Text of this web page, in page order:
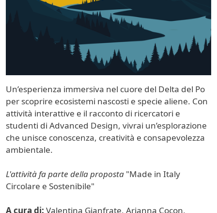
Un’esperienza immersiva nel cuore del Delta del Po
per scoprire ecosistemi nascosti e specie aliene. Con
attività interattive e il racconto di ricercatori e
studenti di Advanced Design, vivrai un’esplorazione
che unisce conoscenza, creatività e consapevolezza
ambientale.
L'attività fa parte della proposta "Made in Italy
Circolare e Sostenibile"
A cura di: Valentina Gianfrate, Arianna Cocon,